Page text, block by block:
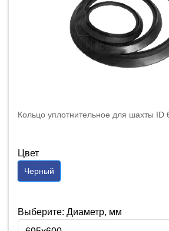
Кольцо уплотнительное для шахты ID
Цвет
Черный
Выберите: Диаметр, мм